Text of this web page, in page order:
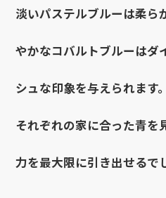
淡いパステルブルーは柔ら
やかなコバルトブルーはダ
シュな印象を与えられます。
それぞれの家に合った青を
力を最大限に引き出せるで